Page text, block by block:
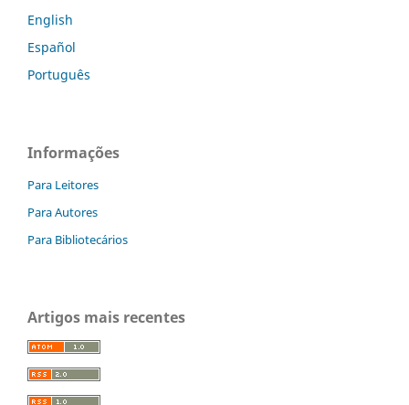
English
Español
Português
Informações
Para Leitores
Para Autores
Para Bibliotecários
Artigos mais recentes